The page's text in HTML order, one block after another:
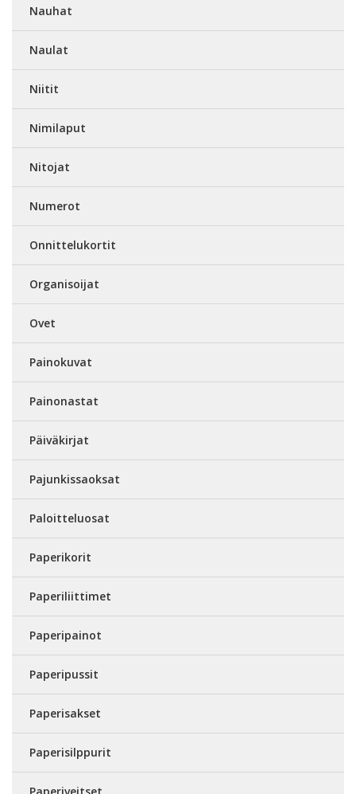
Nauhat
Naulat
Niitit
Nimilaput
Nitojat
Numerot
Onnittelukortit
Organisoijat
Ovet
Painokuvat
Painonastat
Päiväkirjat
Pajunkissaoksat
Paloitteluosat
Paperikorit
Paperiliittimet
Paperipainot
Paperipussit
Paperisakset
Paperisilppurit